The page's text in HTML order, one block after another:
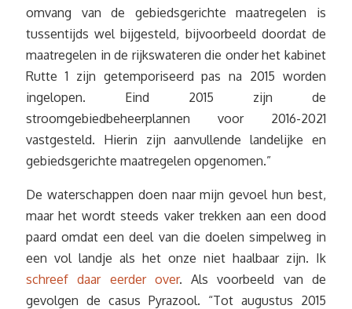
omvang van de gebiedsgerichte maatregelen is
tussentijds wel bijgesteld, bijvoorbeeld doordat de
maatregelen in de rijkswateren die onder het kabinet
Rutte 1 zijn getemporiseerd pas na 2015 worden
ingelopen. Eind 2015 zijn de
stroomgebiedbeheerplannen voor 2016-2021
vastgesteld. Hierin zijn aanvullende landelijke en
gebiedsgerichte maatregelen opgenomen.”
De waterschappen doen naar mijn gevoel hun best,
maar het wordt steeds vaker trekken aan een dood
paard omdat een deel van die doelen simpelweg in
een vol landje als het onze niet haalbaar zijn. Ik
schreef daar eerder over. Als voorbeeld van de
gevolgen de casus Pyrazool. “Tot augustus 2015